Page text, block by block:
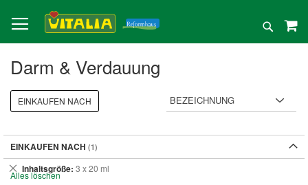
zum
Inhalt
Suche
Darm & Verdauung
EINKAUFEN NACH
EINKAUFEN NACH
Inhaltsgröße 3 x 20 ml
Dies
entfernen
Alles löschen